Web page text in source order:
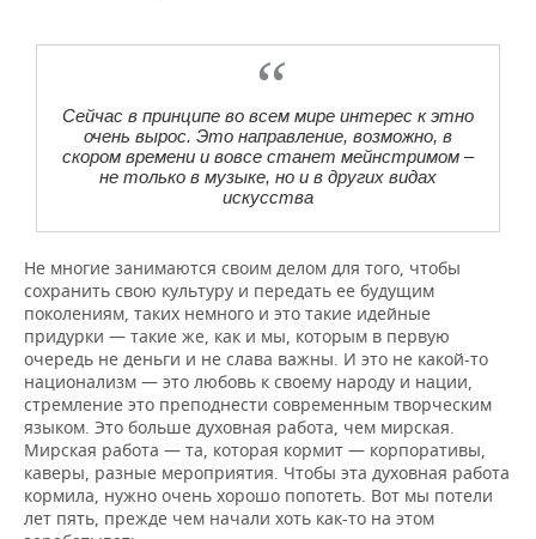
Сейчас в принципе во всем мире интерес к этно
очень вырос. Это направление, возможно, в
скором времени и вовсе станет мейнстримом –
не только в музыке, но и в других видах
искусства
Не многие занимаются своим делом для того, чтобы
сохранить свою культуру и передать ее будущим
поколениям, таких немного и это такие идейные
придурки — такие же, как и мы, которым в первую
очередь не деньги и не слава важны. И это не какой-то
национализм — это любовь к своему народу и нации,
стремление это преподнести современным творческим
языком. Это больше духовная работа, чем мирская.
Мирская работа — та, которая кормит — корпоративы,
каверы, разные мероприятия. Чтобы эта духовная работа
кормила, нужно очень хорошо попотеть. Вот мы потели
лет пять, прежде чем начали хоть как-то на этом